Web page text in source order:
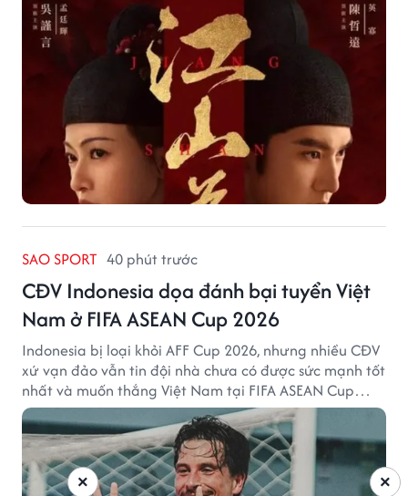
SAO SPORT 40 phút trước
CĐV Indonesia dọa đánh bại tuyển Việt
Nam ở FIFA ASEAN Cup 2026
Indonesia bị loại khỏi AFF Cup 2026, nhưng nhiều CĐV
xứ vạn đảo vẫn tin đội nhà chưa có được sức mạnh tốt
nhất và muốn thắng Việt Nam tại FIFA ASEAN Cup
2026.
×
×